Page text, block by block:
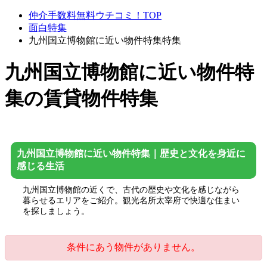
仲介手数料無料ウチコミ！TOP
面白特集
九州国立博物館に近い物件特集特集
九州国立博物館に近い物件特
集の賃貸物件特集
九州国立博物館に近い物件特集｜歴史と文化を身近に
感じる生活
九州国立博物館の近くで、古代の歴史や文化を感じながら
暮らせるエリアをご紹介。観光名所太宰府で快適な住まい
を探しましょう。
条件にあう物件がありません。